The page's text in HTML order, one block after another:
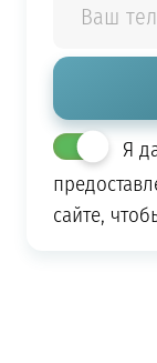
Я
сайте,